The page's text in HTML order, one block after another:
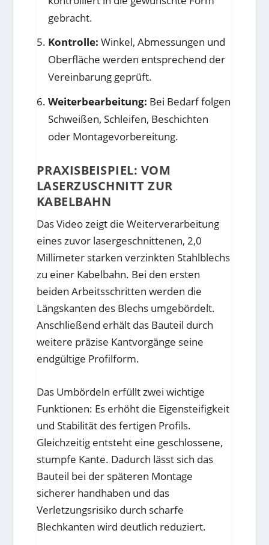
gebracht.
Kontrolle: Winkel, Abmessungen und
Oberfläche werden entsprechend der
Vereinbarung geprüft.
Weiterbearbeitung: Bei Bedarf folgen
Schweißen, Schleifen, Beschichten
oder Montagevorbereitung.
PRAXISBEISPIEL: VOM
LASERZUSCHNITT ZUR
KABELBAHN
Das Video zeigt die Weiterverarbeitung
eines zuvor lasergeschnittenen, 2,0
Millimeter starken verzinkten Stahlblechs
zu einer Kabelbahn. Bei den ersten
beiden Arbeitsschritten werden die
Längskanten des Blechs umgebördelt.
Anschließend erhält das Bauteil durch
weitere präzise Kantvorgänge seine
endgültige Profilform.
Das Umbördeln erfüllt zwei wichtige
Funktionen: Es erhöht die Eigensteifigkeit
und Stabilität des fertigen Profils.
Gleichzeitig entsteht eine geschlossene,
stumpfe Kante. Dadurch lässt sich das
Bauteil bei der späteren Montage
sicherer handhaben und das
Verletzungsrisiko durch scharfe
Blechkanten wird deutlich reduziert.